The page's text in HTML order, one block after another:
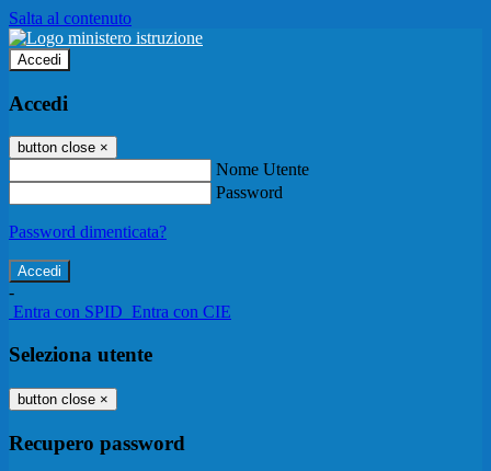
Salta al contenuto
Accedi
Accedi
button close ×
Nome Utente
Password
Password dimenticata?
-
Entra con SPID Entra con CIE
Seleziona utente
button close ×
Recupero password